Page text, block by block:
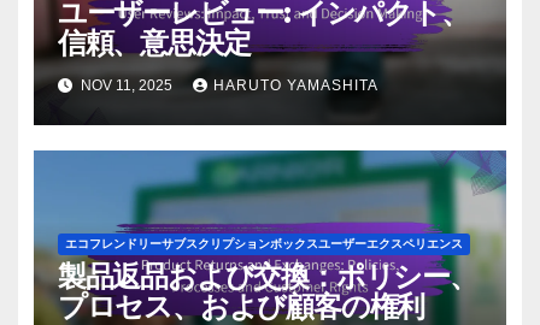
ユーザーレビュー: インパクト、
信頼、意思決定
NOV 11, 2025 HARUTO YAMASHITA
エコフレンドリーサブスクリプションボックスユーザーエクスペリエンス
製品返品および交換：ポリシー、
プロセス、および顧客の権利